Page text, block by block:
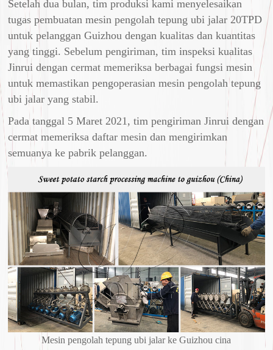
Setelah dua bulan, tim produksi kami menyelesaikan
tugas pembuatan mesin pengolah tepung ubi jalar 20TPD
untuk pelanggan Guizhou dengan kualitas dan kuantitas
yang tinggi. Sebelum pengiriman, tim inspeksi kualitas
Jinrui dengan cermat memeriksa berbagai fungsi mesin
untuk memastikan pengoperasian mesin pengolah tepung
ubi jalar yang stabil.
Pada tanggal 5 Maret 2021, tim pengiriman Jinrui dengan
cermat memeriksa daftar mesin dan mengirimkan
semuanya ke pabrik pelanggan.
Mesin pengolah tepung ubi jalar ke Guizhou cina